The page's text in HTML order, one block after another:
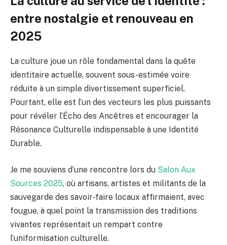
entre nostalgie et renouveau en
2025
La culture joue un rôle fondamental dans la quête
identitaire actuelle, souvent sous-estimée voire
réduite à un simple divertissement superficiel.
Pourtant, elle est l’un des vecteurs les plus puissants
pour révéler l’Écho des Ancêtres et encourager la
Résonance Culturelle indispensable à une Identité
Durable.
Je me souviens d’une rencontre lors du Salon Aux
Sources 2025, où artisans, artistes et militants de la
sauvegarde des savoir-faire locaux affirmaient, avec
fougue, à quel point la transmission des traditions
vivantes représentait un rempart contre
l’uniformisation culturelle.